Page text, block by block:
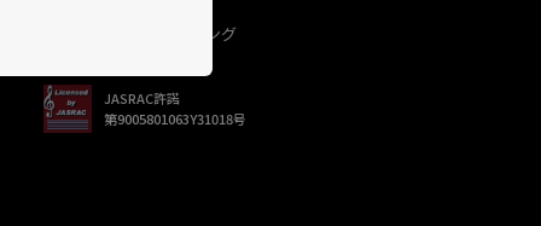
USEN（有線）ランキング
JASRAC許諾
第9005801063Y31018号